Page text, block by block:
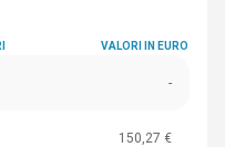
VALORI IN EURO
-
150,27 €